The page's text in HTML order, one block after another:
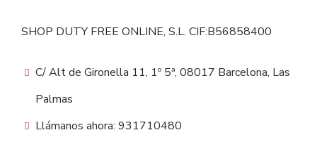
SHOP DUTY FREE ONLINE, S.L. CIF:B56858400
C/ Alt de Gironella 11, 1º 5ª, 08017 Barcelona, Las
Palmas
Llámanos ahora: 931710480